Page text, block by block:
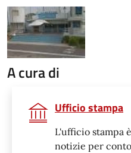
A cura di
Ufficio stampa
L'ufficio stampa
notizie per